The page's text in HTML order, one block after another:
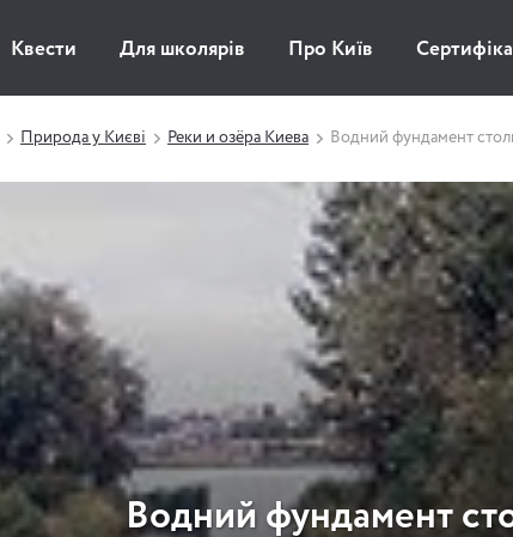
Квести Для школярів Про Київ
Природа у Києві Реки и озёра Киева Водний фундамент
Водний фундамент